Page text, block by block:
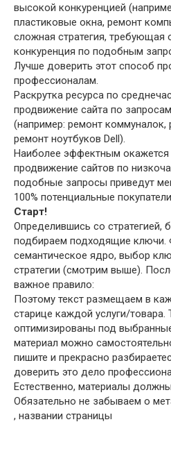
высокой конкуренцией
пластиковые окна, ремонт
сложная стратегия, требующая
конкуренция по подобным
Лучше доверить этот способ
профессионалам.
Раскрутка ресурса по
продвижение сайта по
(например: ремонт коммуналок,
ремонт ноутбуков Dell).
Наиболее эффектным окажется
продвижение сайтов по
подобные запросы приведут
100% потенциальные покупатели.
Старт!
Определившись со стратегией,
подбираем подходящие ключи.
семантическое ядро, выбор
стратегии (смотрим выше).
важное правило:
Поэтому текст размещаем в
старице каждой услуги/
оптимизированы под
материал можно
пишите и прекрасно
доверить это дело
Естественно, материалы
Обязательно не забываем о
, названии страницы